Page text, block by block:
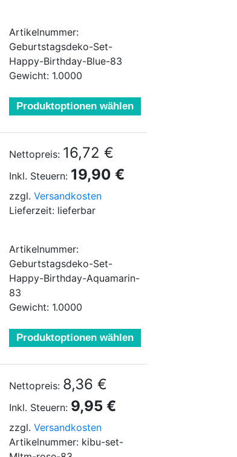
Artikelnummer:
Geburtstagsdeko-Set-
Happy-Birthday-Blue-83
Gewicht: 1.0000
Produktoptionen wählen
Nettopreis: 16,72 €
Inkl. Steuern: 19,90 €
zzgl. Versandkosten
Lieferzeit: lieferbar
Artikelnummer:
Geburtstagsdeko-Set-
Happy-Birthday-Aquamarin-
83
Gewicht: 1.0000
Produktoptionen wählen
Nettopreis: 8,36 €
Inkl. Steuern: 9,95 €
zzgl. Versandkosten
Artikelnummer: kibu-set-